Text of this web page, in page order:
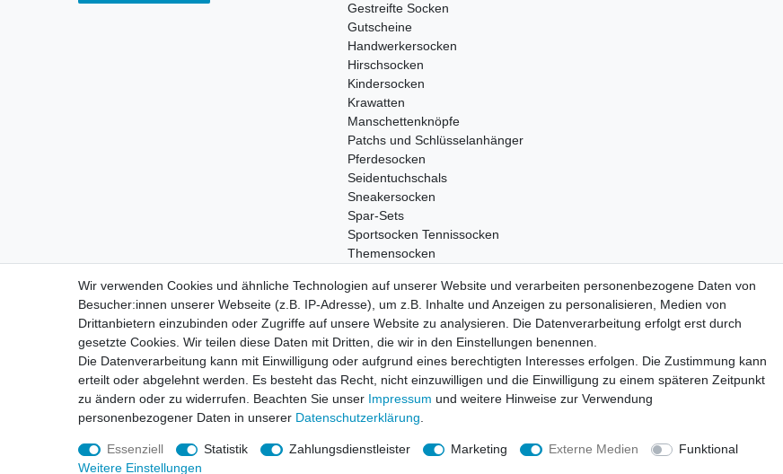
Gestreifte Socken
Gutscheine
Handwerkersocken
Hirschsocken
Kindersocken
Krawatten
Manschettenknöpfe
Patchs und Schlüsselanhänger
Pferdesocken
Seidentuchschals
Sneakersocken
Spar-Sets
Sportsocken Tennissocken
Themensocken
Treckersocken
Wildschweinsocken
Impressum Daten­schutz­erklärung AGB und Kundeninformationen Widerrufs­recht
Wir verwenden Cookies und ähnliche Technologien auf unserer Website und verarbeiten personenbezogene Daten von
Besucher:innen unserer Webseite (z.B. IP-Adresse), um z.B. Inhalte und Anzeigen zu personalisieren, Medien von
Drittanbietern einzubinden oder Zugriffe auf unsere Website zu analysieren. Die Datenverarbeitung erfolgt erst durch
gesetzte Cookies. Wir teilen diese Daten mit Dritten, die wir in den Einstellungen benennen.
Die Datenverarbeitung kann mit Einwilligung oder aufgrund eines berechtigten Interesses erfolgen. Die Zustimmung kann
erteilt oder abgelehnt werden. Es besteht das Recht, nicht einzuwilligen und die Einwilligung zu einem späteren Zeitpunkt
zu ändern oder zu widerrufen. Beachten Sie unser Impressum und weitere Hinweise zur Verwendung
personenbezogener Daten in unserer Daten­schutz­erklärung
Essenziell Statistik Zahlungsdienstleister Marketing Externe Medien
Funktional
Weitere Einstellungen